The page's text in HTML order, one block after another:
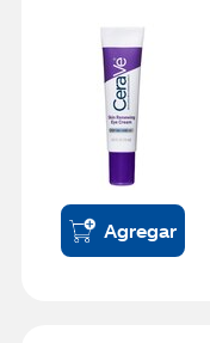
Agregar